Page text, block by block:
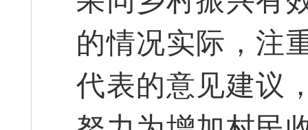
的情况实际，注
代表的意见建议